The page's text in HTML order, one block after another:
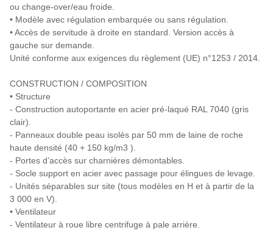
ou change-over/eau froide.
• Modèle avec régulation embarquée ou sans régulation.
• Accès de servitude à droite en standard. Version accès à
gauche sur demande.
Unité conforme aux exigences du règlement (UE) n°1253 / 2014.
CONSTRUCTION / COMPOSITION
• Structure
- Construction autoportante en acier pré-laqué RAL 7040 (gris
clair).
- Panneaux double peau isolés par 50 mm de laine de roche
haute densité (40 + 150 kg/m3 ).
- Portes d’accès sur charnières démontables.
- Socle support en acier avec passage pour élingues de levage.
- Unités séparables sur site (tous modèles en H et à partir de la
3 000 en V).
• Ventilateur
- Ventilateur à roue libre centrifuge à pale arrière.